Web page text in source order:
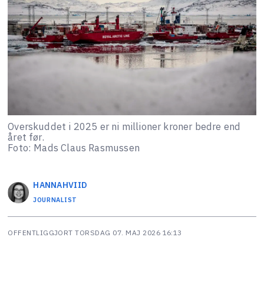
Overskuddet i 2025 er ni millioner kroner bedre end
året før.
Foto: Mads Claus Rasmussen
HANNAHVIID
JOURNALIST
OFFENTLIGGJORT TORSDAG 07. MAJ 2026 16:13